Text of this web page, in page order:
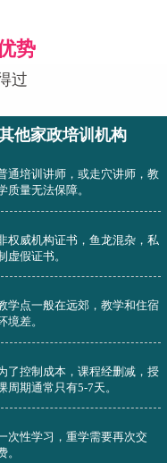
势
过
他家政培训机构
通培训讲师，或走穴讲师，教
质量无法保障。
权威机构证书，鱼龙混杂，私
虚假证书。
学点一般在远郊，教学和住宿
境差。
了控制成本，课程经删减，授
周期通常只有5-7天。
次性学习，重学需要再次交
。